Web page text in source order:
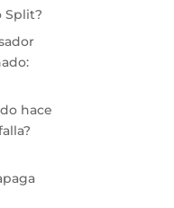
Split?
hace